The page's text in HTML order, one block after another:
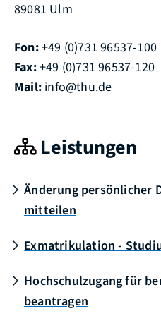
89081 Ulm
Fon:+49 (0)731 96537-100
Fax:+49 (0)731 96537-120
Mail: info@thu.de
Leistungen
Änderung persönlicher
mitteilen
Exmatrikulation -
Hochschulzugang für
beantragen